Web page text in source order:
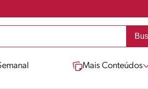
Mais Conteúdos